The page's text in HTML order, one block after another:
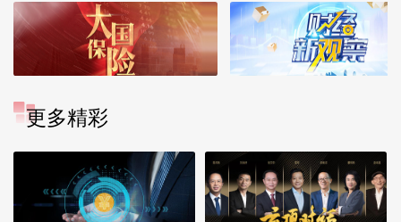
更多精彩